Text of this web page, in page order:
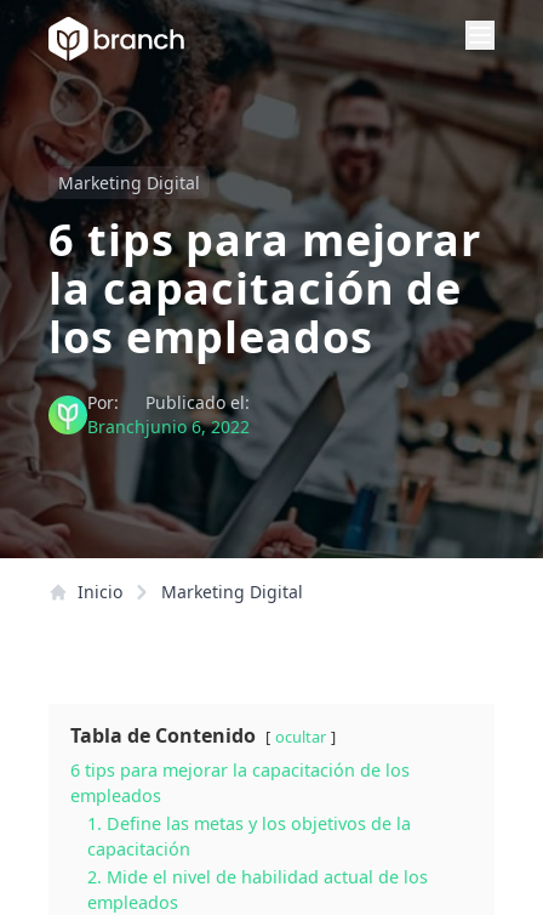
Marketing Digital
6 tips para mejorar
la capacitación de
los empleados
Por:
Branch
Publicado el:
junio 6, 2022
Inicio Marketing Digital
Tabla de Contenido ocultar
6 tips para mejorar la capacitación de los
empleados
1. Define las metas y los objetivos de la
capacitación
2. Mide el nivel de habilidad actual de los
empleados